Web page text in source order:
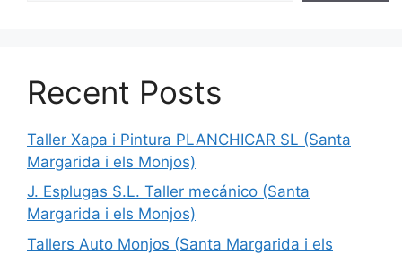
Recent Posts
Taller Xapa i Pintura PLANCHICAR SL (Santa
Margarida i els Monjos)
J. Esplugas S.L. Taller mecánico (Santa
Margarida i els Monjos)
Tallers Auto Monjos (Santa Margarida i els